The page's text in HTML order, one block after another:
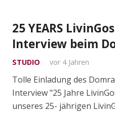
25 YEARS
Interview beim
STUDIO vor 4 Jahren
Tolle Einladung des
Interview "25 Jahre
unseres 25- jährigen